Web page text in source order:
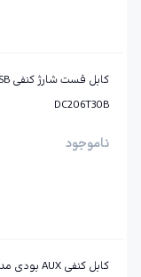
DC206T30B
ناموجود
کابل کنفی AUX بودی مدل DC12712B